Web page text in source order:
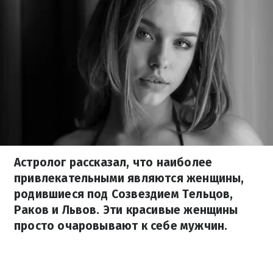
Астролог рассказал, что наиболее
привлекательными являются женщины,
родившиеся под Созвездием Тельцов,
Раков и Львов. Эти красивые женщины
просто очаровывают к себе мужчин.